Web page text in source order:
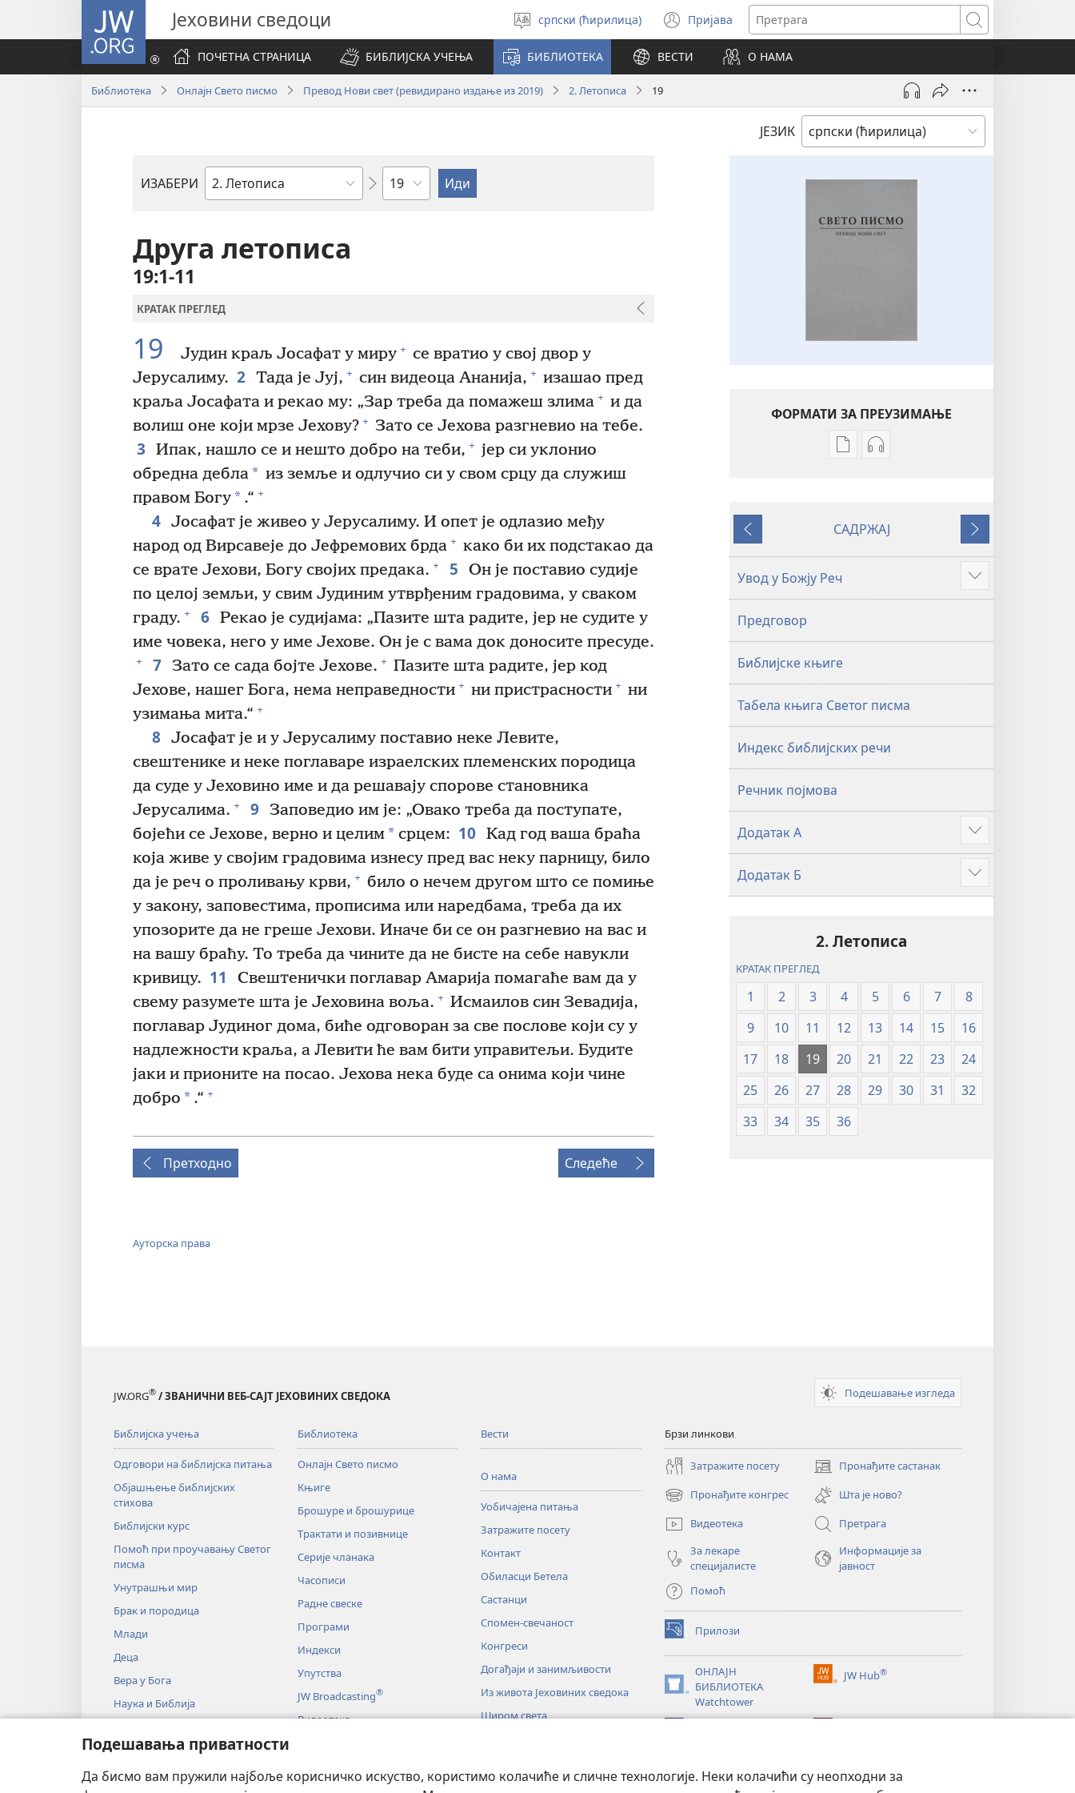
Подешавања приватности
Да бисмо вам пружили најбоље корисничко искуство, користимо колачиће и сличне технологије. Неки колачићи су неопходни за
JW.ORG Јеховини сведоци
Изабери
језик
српски (ћирилица) Пријава
(отвара
нови
прозор)
Претрага
ПОЧЕТНА СТРАНИЦА
БИБЛИЈСКА УЧЕЊА БИБЛИОТЕКА ВЕСТИ О НАМА
Библиотека Онлајн Свето писмо Превод Нови свет (ревидирано издање из 2019) 2. Летописа 19
ЈЕЗИК
ИЗАБЕРИ
Библијска
Поглавље
Друга летописа
19:1-11
КРАТАК ПРЕГЛЕД
19 Јудин краљ Јосафат у миру + се вратио у свој двор у
Јерусалиму. 2 Тада је Јуј, + син видеоца Ананија, + изашао пред
краља Јосафата и рекао му: „Зар треба да помажеш злима + и да
волиш оне који мрзе Јехову? + Зато се Јехова разгневио на тебе.
3 Ипак, нашло се и нешто добро на теби, + јер си уклонио
обредна дебла* из земље и одлучио си у свом срцу да служиш
правом Богу* .“ +
4 Јосафат је живео у Јерусалиму. И опет је одлазио међу
народ од Вирсавеје до Јефремових брда + како би их подстакао да
се врате Јехови, Богу својих предака. + 5
Он је поставио судије
по целој земљи, у свим Јудиним утврђеним градовима, у сваком
граду. + 6 Рекао је судијама: „Пазите шта радите, јер не судите у
име човека, него у име Јехове. Он је с вама док доносите пресуде.
+ 7 Зато се сада бојте Јехове. + Пазите шта радите, јер код
Јехове, нашег Бога, нема неправедности + ни пристрасности + ни
узимања мита.“ +
8 Јосафат је и у Јерусалиму поставио неке Левите,
свештенике и неке поглаваре израелских племенских породица
да суде у Јеховино име и да решавају спорове становника
Јерусалима. + 9 Заповедио им је: „Овако треба да поступате,
бојећи се Јехове, верно и целим* срцем: 10 Кад год ваша браћа
која живе у својим градовима изнесу пред вас неку парницу, било
да је реч о проливању крви, + било о нечем другом што се помиње
у закону, заповестима, прописима или наредбама, треба да их
упозорите да не греше Јехови. Иначе би се он разгневио на вас и
на вашу браћу. То треба да чините да не бисте на себе навукли
кривицу. 11
Свештенички поглавар Амарија помагаће вам да у
свему разумете шта је Јеховина воља. + Исмаилов син Зевадија,
поглавар Јудиног дома, биће одговоран за све послове који су у
надлежности краља, а Левити ће вам бити управитељи. Будите
јаки и прионите на посао. Јехова нека буде са онима који чине
добро * .“ +
Претходно Следеће
Ауторска права
ФОРМАТИ ЗА ПРЕУЗИМАЊЕ
Формати
публикација
свет
издање
из
2019)
Формати
садржаја
свет
издање
из
2019)
Претходно
САДРЖАЈ
Следеће
Увод у Божју Реч Више
Предговор
Библијске књиге
Табела књига Светог писма
Индекс библијских речи
Речник појмова
Додатак А Више
Додатак Б Више
2. Летописа
КРАТАК ПРЕГЛЕД
1 2 3 4 5 6 7
8
9
10 11 12 13 14 15
16
17
18 19 20 21 22 23
24
25
26 27 28 29 30 31
32
33
34 35 36
JW.ORG® / ЗВАНИЧНИ ВЕБ-САЈТ ЈЕХОВИНИХ СВЕДОКА Подешавање изгледа
Библијска учења
Одговори на библијска питања
Објашњење библијских
стихова
Библијски курс
Помоћ при проучавању Светог
писма
Унутрашњи мир
Брак и породица
Млади
Деца
Вера у Бога
Наука и Библија
Библиотека
Онлајн Свето писмо
Књиге
Брошуре и брошурице
Трактати и позивнице
Серије чланака
Часописи
Радне свеске
Програми
Индекси
Упутства
JW Broadcasting®
Видеотека
Драмско читање Светог писма
Вести
О нама
Уобичајена питања
Затражите посету
Контакт
Обиласци Бетела
Састанци
Спомен-свечаност
Конгреси
Догађаји и занимљивости
Из живота Јеховиних сведока
Широм света
Брзи линкови
Затражите посету Пронађите састанак
(отвара
нови
прозор)
Пронађите конгрес
(отвара
нови
прозор)
Шта је ново?
Видеотека
Претрага
За лекаре
специјалисте
Информације за
јавност
Помоћ
Прилози
(отвара
нови
прозор)ОНЛАЈН
БИБЛИОТЕКА
Watchtower
(отвара
JW Hub®
(отвара